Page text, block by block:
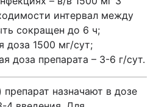
интервал между
сокращен до 6 ч;
доза 1500 мг/сут;
доза препарата – 3-6 г/сут.
назначают в дозе